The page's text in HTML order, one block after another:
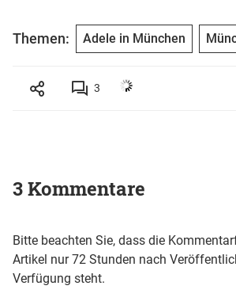
Themen: Adele in München
3
3 Kommentare
Bitte beachten Sie, dass die
Artikel nur 72 Stunden nach
Verfügung steht.